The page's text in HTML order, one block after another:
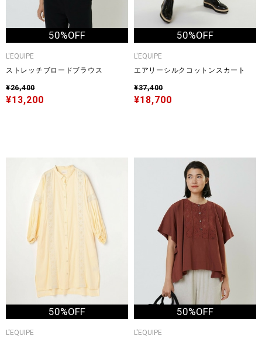
50%OFF
L'EQUIPE
ストレッチブロードブラウス
¥26,400
¥13,200
50%OFF
L'EQUIPE
エアリーシルクコットンスカート
¥37,400
¥18,700
50%OFF
L'EQUIPE
50%OFF
L'EQUIPE